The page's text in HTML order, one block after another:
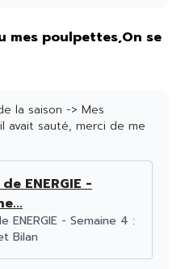
mes poulpettes,On se
la saison -> Mes
avait sauté, merci de me
de ENERGIE -
ENERGIE - Semaine 4 :
Bilan